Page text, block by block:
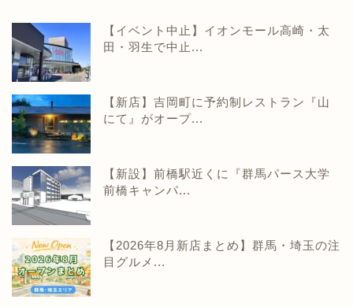
【イベント中止】イオンモール高崎・太
田・羽生で中止...
【新店】吉岡町に予約制レストラン『山
にて』がオープ...
【新設】前橋駅近くに『群馬パース大学
前橋キャンパ...
【2026年8月新店まとめ】群馬・埼玉の注
目グルメ...